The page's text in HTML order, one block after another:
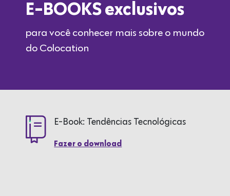
E-BOOKS exclusivos
para você conhecer mais sobre o mundo
do Colocation
E-Book: Tendências Tecnológicas
Fazer o download